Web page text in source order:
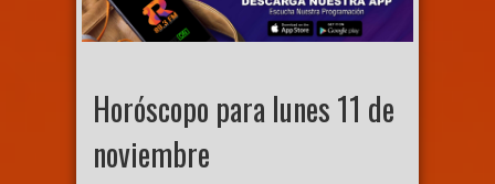
Horóscopo para lunes 11 de
noviembre